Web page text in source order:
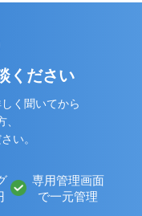
ください
く聞いてから
い。
専用管理画面
で一元管理